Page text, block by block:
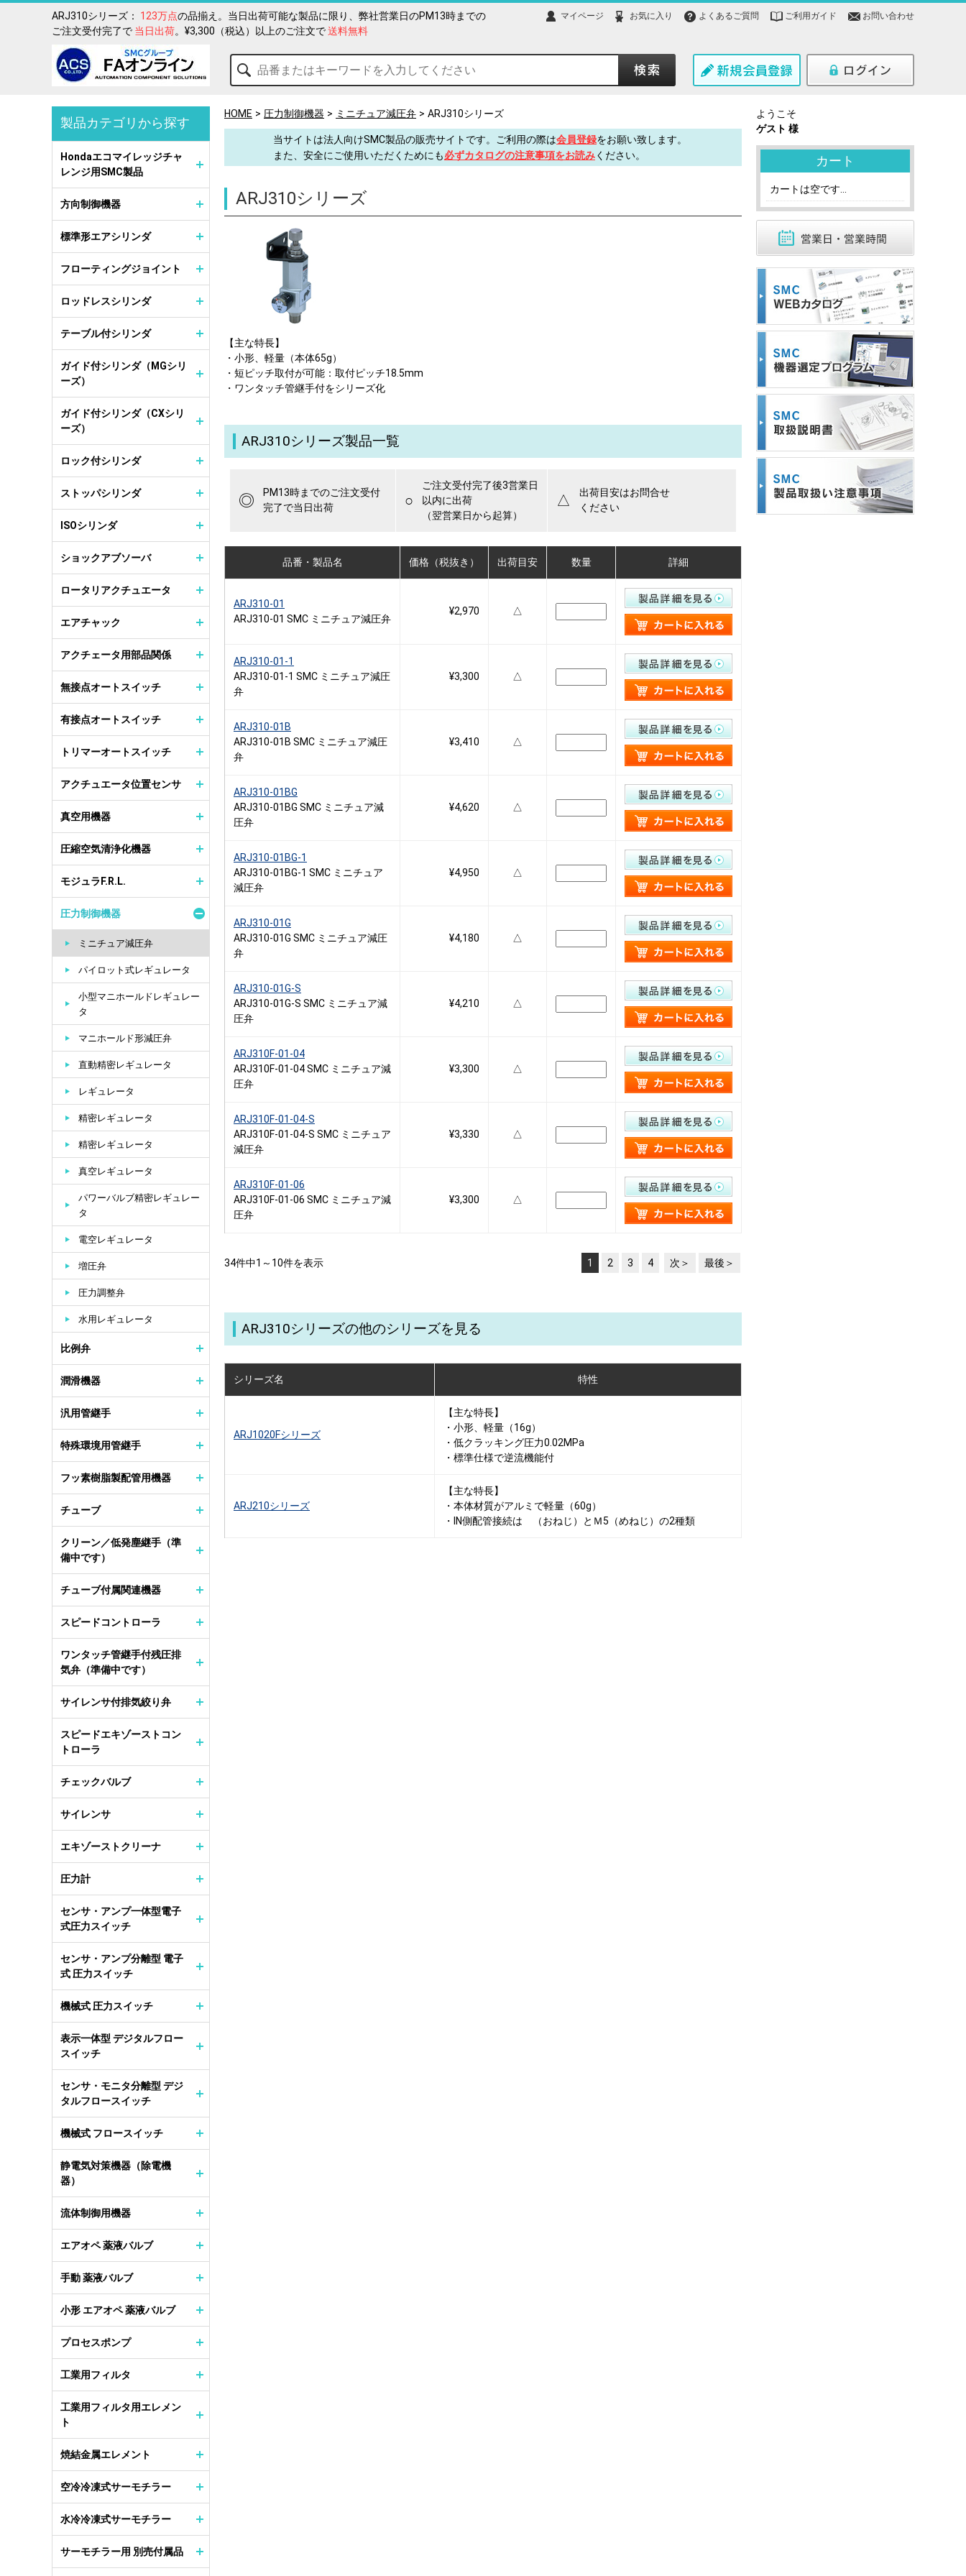
ARJ310シリーズ： 123万点の品揃え。当日出荷可能な製品に限り、弊社営業日のPM13時までの
ご注文受付完了で 当日出荷。¥3,300（税込）以上のご注文で送料無料
マイページ お気に入り よくあるご質問 ご利用ガイド お問い合わせ
HOME 圧力制御機器 ミニチュア減圧弁 ARJ310シリーズ
当サイトは法人向けSMC製品の販売サイトです。ご利用の際は会員登録をお願い致します。
また、安全にご使用いただくためにも必ずカタログの注意事項をお読みください。
ARJ310シリーズ
【主な特長】
・小形、軽量（本体65g）
・短ピッチ取付が可能：取付ピッチ18.5mm
・ワンタッチ管継手付をシリーズ化
ARJ310シリーズ製品一覧
◎
PM13時までのご注文受付
完了で当日出荷
○
ご注文受付完了後3営業日
以内に出荷
（翌営業日から起算）
△
出荷目安はお問合せ
ください
品番・製品名 価格（税抜き） 出荷目安 数量 詳細
ARJ310-01
ARJ310-01 SMC ミニチュア減圧弁
¥2,970 △
ARJ310-01-1
ARJ310-01-1 SMC ミニチュア減圧
弁
¥3,300 △
ARJ310-01B
ARJ310-01B SMC ミニチュア減圧
弁
¥3,410 △
ARJ310-01BG
ARJ310-01BG SMC ミニチュア減
圧弁
¥4,620 △
ARJ310-01BG-1
ARJ310-01BG-1 SMC ミニチュア
減圧弁
¥4,950 △
ARJ310-01G
ARJ310-01G SMC ミニチュア減圧
弁
¥4,180 △
ARJ310-01G-S
ARJ310-01G-S SMC ミニチュア減
圧弁
¥4,210 △
ARJ310F-01-04
ARJ310F-01-04 SMC ミニチュア減
圧弁
¥3,300 △
ARJ310F-01-04-S
ARJ310F-01-04-S SMC ミニチュア
減圧弁
¥3,330 △
ARJ310F-01-06
ARJ310F-01-06 SMC ミニチュア減
圧弁
¥3,300 △
34件中1～10件を表示 1 2 3 4 次 最後
ARJ310シリーズの他のシリーズを見る
シリーズ名 特性
ARJ1020Fシリーズ
【主な特長】
・小形、軽量（16g）
・低クラッキング圧力0.02MPa
・標準仕様で逆流機能付
ARJ210シリーズ
【主な特長】
・本体材質がアルミで軽量（60g）
・IN側配管接続は （おねじ）とＭ5（めねじ）の2種類
製品カテゴリから探す
Hondaエコマイレッジチャ
レンジ用SMC製品
方向制御機器
標準形エアシリンダ
フローティングジョイント
ロッドレスシリンダ
テーブル付シリンダ
ガイド付シリンダ（MGシリ
ーズ）
ガイド付シリンダ（CXシリ
ーズ）
ロック付シリンダ
ストッパシリンダ
ISOシリンダ
ショックアブソーバ
ロータリアクチュエータ
エアチャック
アクチェータ用部品関係
無接点オートスイッチ
有接点オートスイッチ
トリマーオートスイッチ
アクチュエータ位置センサ
真空用機器
圧縮空気清浄化機器
モジュラF.R.L.
圧力制御機器
ミニチュア減圧弁
パイロット式レギュレータ
小型マニホールドレギュレー
タ
マニホールド形減圧弁
直動精密レギュレータ
レギュレータ
精密レギュレータ
精密レギュレータ
真空レギュレータ
パワーバルブ精密レギュレー
タ
電空レギュレータ
増圧弁
圧力調整弁
水用レギュレータ
比例弁
潤滑機器
汎用管継手
特殊環境用管継手
フッ素樹脂製配管用機器
チューブ
クリーン／低発塵継手（準
備中です）
チューブ付属関連機器
スピードコントローラ
ワンタッチ管継手付残圧排
気弁（準備中です）
サイレンサ付排気絞り弁
スピードエキゾーストコン
トローラ
チェックバルブ
サイレンサ
エキゾーストクリーナ
圧力計
センサ・アンプ一体型電子
式圧力スイッチ
センサ・アンプ分離型 電子
式 圧力スイッチ
機械式 圧力スイッチ
表示一体型 デジタルフロー
スイッチ
センサ・モニタ分離型 デジ
タルフロースイッチ
機械式 フロースイッチ
静電気対策機器（除電機
器）
流体制御用機器
エアオペ 薬液バルブ
手動 薬液バルブ
小形 エアオペ 薬液バルブ
プロセスポンプ
工業用フィルタ
工業用フィルタ用エレメン
ト
焼結金属エレメント
空冷冷凍式サーモチラー
水冷冷凍式サーモチラー
サーモチラー用 別売付属品
ようこそ
ゲスト 様
カート
カートは空です...